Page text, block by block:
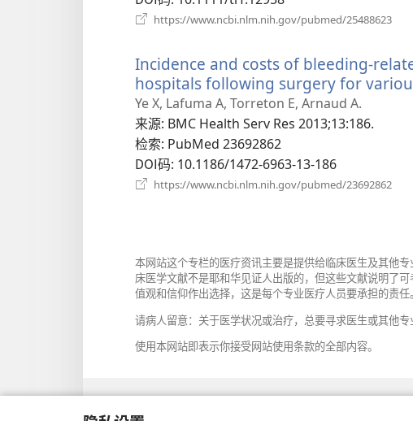
https://www.ncbi.nlm.nih.gov/pubmed/25488623
窗
口）
Incidence and costs of bleeding-
hospitals following surgery for
Ye X, Lafuma A, Torreton E, Arnaud A.
来源‎: BMC Health Serv Res 2013;13:186.
检索‎: PubMed 23692862
DOI码‎: 10.1186/1472-6963-13-186
https://www.ncbi.nlm.nih.gov/pubmed/23692862
本网站这个专栏的医疗资讯主要是提供给临床医生及其他
床医学文献不是耶和华见证人出版的，但这些文献说明了
值观和信仰作出选择，这是每个专业医疗人员要承担的责
请病人留意：关于医学状况或治疗，总要寻求医生或其他
使用本网站即表示你接受网站使用条款的全部内容。